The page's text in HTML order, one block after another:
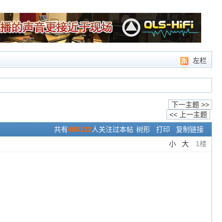
左栏
下一主题 >>
<< 上一主题
共有485122人关注过本帖 树形 打印 复制链接
小 大 1楼